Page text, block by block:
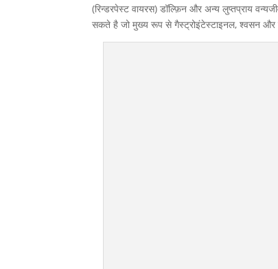
(रिन्डरपेस्ट वायरस) डॉल्फ़िन और अन्य लुप्तप्राय
सकते है जो मुख्य रूप से गैस्ट्रोइंटेस्टाइनल, श्वसन और